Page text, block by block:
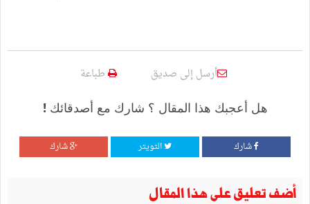
أرسل إلى صديق طباعة
هل أعجبك هذا المقال ؟ شارك مع أصدقائك !
شارك التويتر شارك
أضف تعليق على هذا المقال